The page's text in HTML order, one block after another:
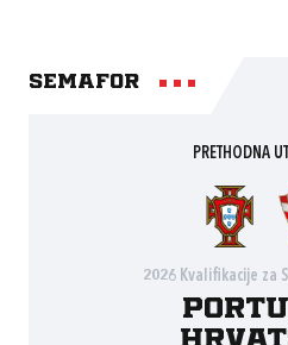
Semafor
PRETHODNA
2026 Kvalifikacije za